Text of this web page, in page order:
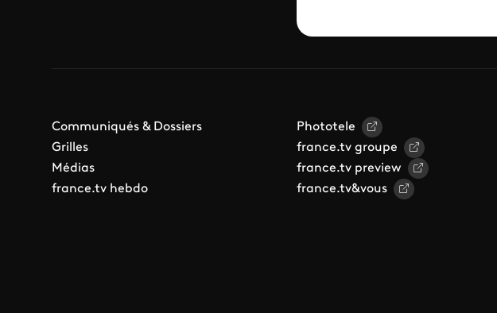
Communiqués & Dossiers
Grilles
Médias
france.tv hebdo
Phototele
france.tv groupe
france.tv preview
france.tv&vous